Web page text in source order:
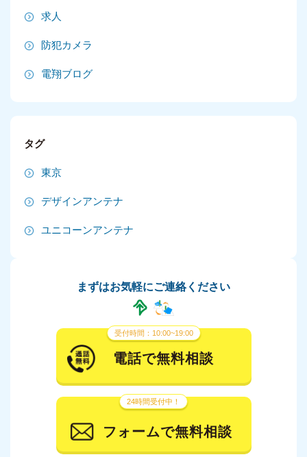
2024年8月
2024年7月
2024年6月
2024年5月
2024年3月
2024年1月
2023年12月
2023年11月
2023年10月
求人
防犯カメラ
電翔ブログ
タグ
東京
デザインアンテナ
ユニコーンアンテナ
まずはお気軽にご連絡ください
受付時間：10:00~19:00
電話で無料相談
24時間受付中！
フォームで無料相談